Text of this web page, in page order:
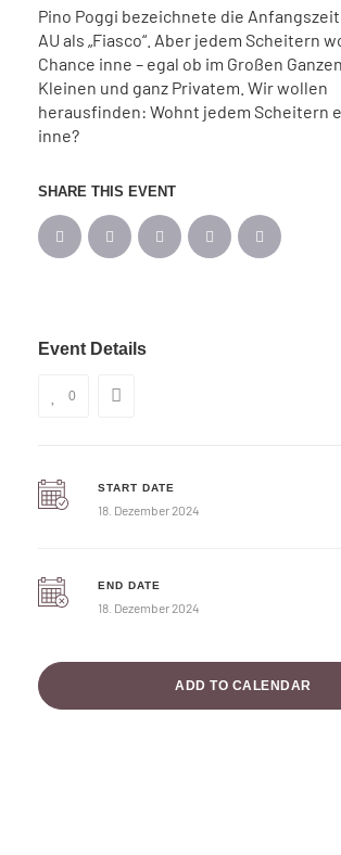
Pino Poggi bezeichnete die
AU als „Fiasco“. Aber jedem Scheitern
Chance inne – egal ob im Großen
Kleinen und ganz Privatem. Wir wollen
herausfinden: Wohnt jedem Scheitern
inne?
SHARE THIS EVENT
Event Details
0
START DATE
18. Dezember 2024
END DATE
18. Dezember 2024
ADD TO CALENDAR